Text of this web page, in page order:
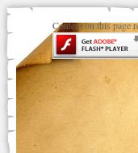
Content on this page